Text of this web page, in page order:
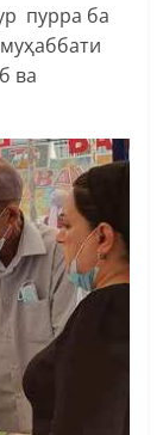
пурра ба
ва